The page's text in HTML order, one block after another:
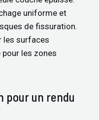
uniforme et
de fissuration.
les surfaces
les zones
pour un rendu